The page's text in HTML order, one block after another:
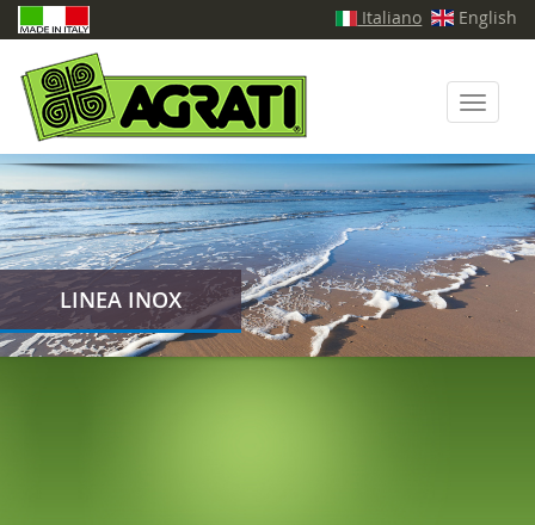
Italiano English
Toggle
LINEA INOX